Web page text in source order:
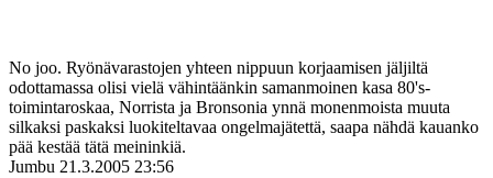
No joo. Ryönävarastojen yhteen nippuun korjaamisen jäljiltä
odottamassa olisi vielä vähintäänkin samanmoinen kasa 80's-
toimintaroskaa, Norrista ja Bronsonia ynnä monenmoista muuta
silkaksi paskaksi luokiteltavaa ongelmajätettä, saapa nähdä kauanko
pää kestää tätä meininkiä.
Jumbu 21.3.2005 23:56